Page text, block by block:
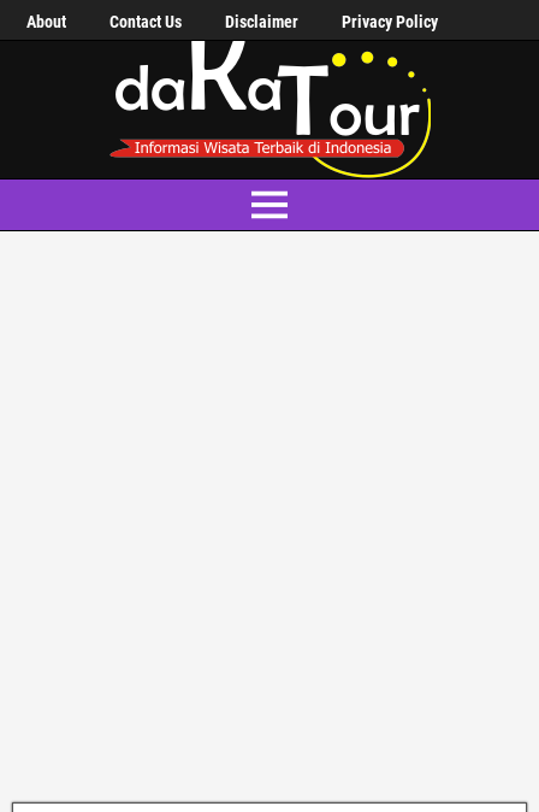
About Contact Us Disclaimer Privacy Policy